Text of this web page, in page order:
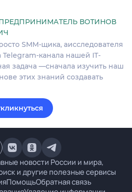
ВОТИНОВ
SMM-щика, аисследователя
Telegram-канала нашей IT-
задача —сначала изучить наш
этих знаний создавать
новости России и мира,
и другие полезные сервисы
ПомощьОбратная связь